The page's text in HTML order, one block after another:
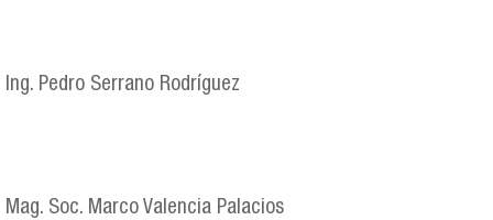
Ing. Pedro Serrano Rodríguez
Mag. Soc. Marco Valencia Palacios